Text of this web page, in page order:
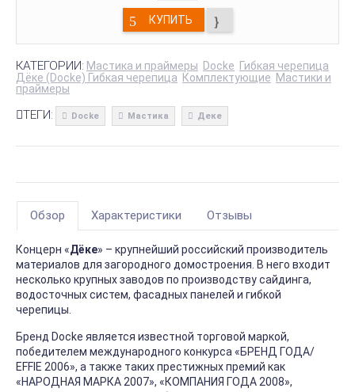
КУПИТЬ
КАТЕГОРИИ: Мастика и праймеры Docke Гибкая черепица
Дёке (Docke) Гибкая черепица Комплектующие Мастики и
праймеры
ТЕГИ: Docke Мастика Деке
Обзор Характеристики Отзывы
Концерн «Дёке» – крупнейший российский производитель
материалов для загородного домостроения. В него входит
несколько крупных заводов по производству сайдинга,
водосточных систем, фасадных панелей и гибкой
черепицы.
Бренд Docke является известной торговой маркой,
победителем международного конкурса «БРЕНД ГОДА/
EFFIE 2006», а также таких престижных премий как
«НАРОДНАЯ МАРКА 2007», «КОМПАНИЯ ГОДА 2008»,